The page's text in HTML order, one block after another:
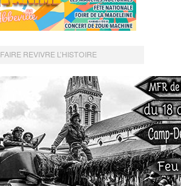
FAIRE REVIVRE L’HISTOIRE